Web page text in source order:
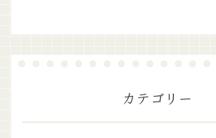
カテゴリー